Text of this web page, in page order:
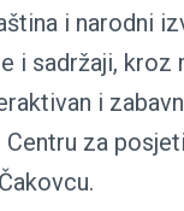
i narodni
i sadržaji, kroz
i
Centru za